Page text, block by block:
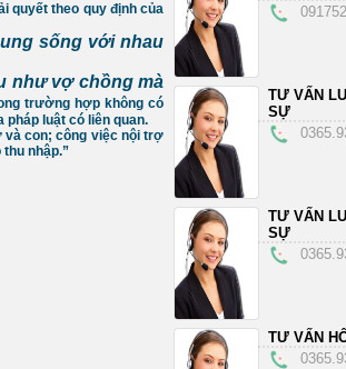
quyết theo quy định của
sống với nhau
như vợ chồng mà
trường hợp không có
pháp luật có liên quan.
và con; công việc nội trợ
nhập.”
TƯ VẤN
SỰ
TƯ VẤN
SỰ
TƯ VẤN